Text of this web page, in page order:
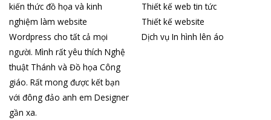
kiến thức đồ họa và kinh
nghiệm làm website
Wordpress cho tất cả mọi
người. Mình rất yêu thích Nghệ
thuật Thánh và Đồ họa Công
giáo. Rất mong được kết bạn
với đông đảo anh em Designer
gần xa.
Thiết kế web tin tức
Thiết kế website
Dịch vụ In hình lên áo